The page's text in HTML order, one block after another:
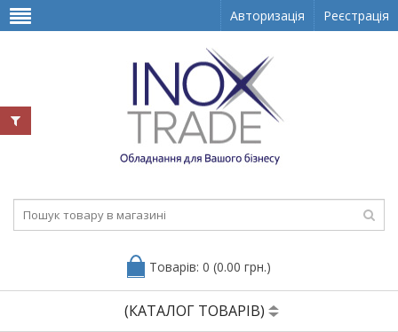
Авторизація Реєстрація
Товарів: 0 (0.00 грн.)
(КАТАЛОГ ТОВАРІВ)